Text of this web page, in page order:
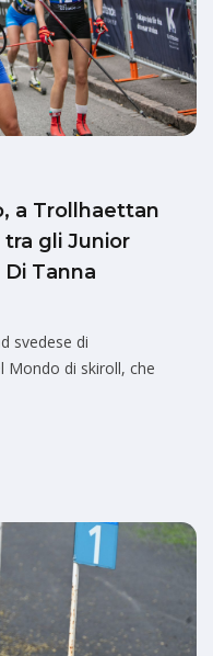
a Trollhaettan
gli Junior
Tanna
svedese di
Mondo di skiroll, che